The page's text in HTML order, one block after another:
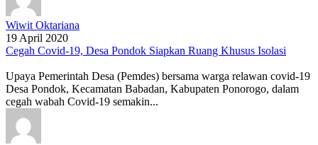
Wiwit Oktariana
19 April 2020
Cegah Covid-19, Desa Pondok Siapkan Ruang Khusus Isolasi
Upaya Pemerintah Desa (Pemdes) bersama warga relawan covid-19
Desa Pondok, Kecamatan Babadan, Kabupaten Ponorogo, dalam
cegah wabah Covid-19 semakin...